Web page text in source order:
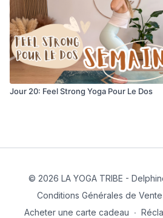
Jour 20: Feel Strong Yoga Pour Le Dos
© 2026 LA YOGA TRIBE -
Conditions Générales de Vente
Acheter une carte cadeau ∙